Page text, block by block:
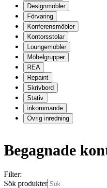
Designmöbler
Förvaring
Konferensmöbler
Kontorsstolar
Loungemöbler
Möbelgrupper
REA
Repaint
Skrivbord
Stativ
inkommande
Övrig inredning
Begagnade
Filter:
Sök produkter